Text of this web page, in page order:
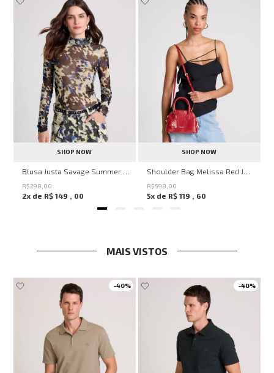
SHOP NOW
R$298 00
2x de R$ 149 , 00
SHOP NOW
R$598 00
5x de R$ 119 , 60
MAIS VISTOS
-40% -40%